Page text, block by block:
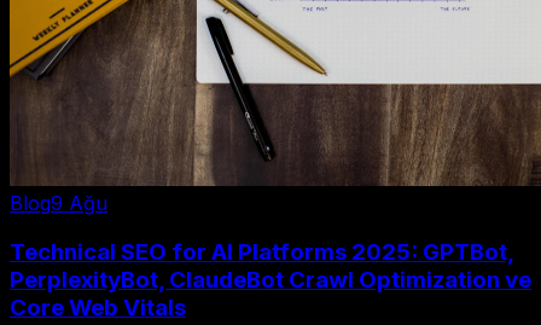
Blog9 Ağu
Technical SEO for AI Platforms 2025: GPTBot,
PerplexityBot, ClaudeBot Crawl Optimization ve
Core Web Vitals